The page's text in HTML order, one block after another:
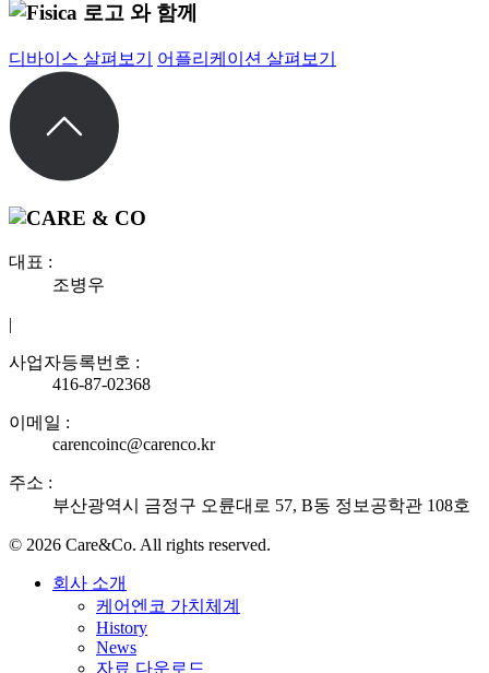
와 함께
디바이스 살펴보기 어플리케이션 살펴보기
대표 :
조병우
|
사업자등록번호 :
416-87-02368
이메일 :
carencoinc@carenco.kr
주소 :
부산광역시 금정구 오륜대로 57, B동 정보공학관 108호
© 2026 Care&Co. All rights reserved.
회사 소개
케어엔코 가치체계
History
News
자료 다운로드